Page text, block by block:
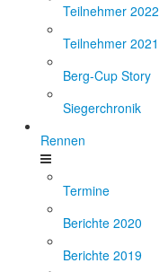
Teilnehmer 2022
Teilnehmer 2021
Berg-Cup Story
Siegerchronik
Rennen
Termine
Berichte 2020
Berichte 2019